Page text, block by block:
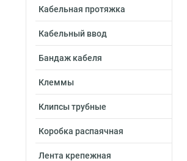
Кабельная протяжка
Кабельный ввод
Бандаж кабеля
Клеммы
Клипсы трубные
Коробка распаячная
Лента крепежная